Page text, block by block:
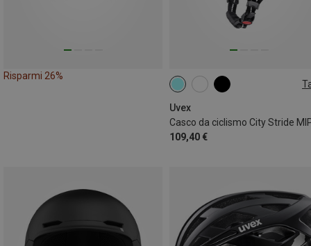
Risparmi 26%
Uvex
Casco da ciclismo City Stride
109,40 €
53-56CM